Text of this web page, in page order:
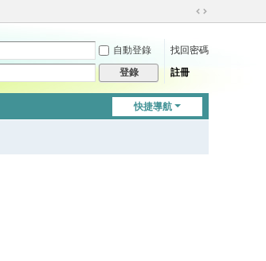
切
到
自動登錄
找回密碼
登錄 註冊
快捷導航